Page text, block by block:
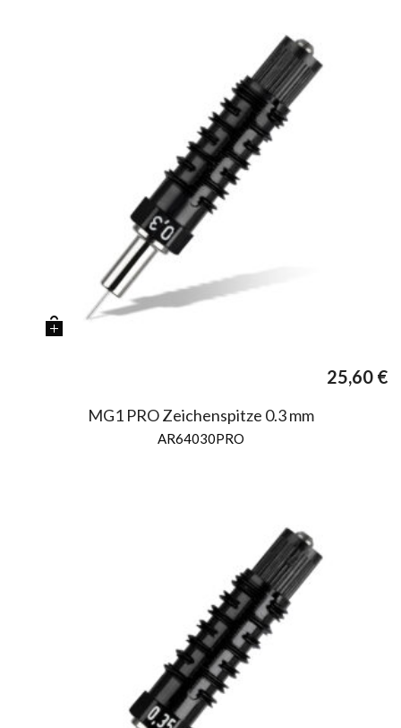
25,60 €
MG1 PRO Zeichenspitze 0.3 mm
AR64030PRO